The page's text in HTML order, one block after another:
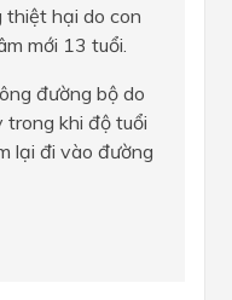
thiệt hại do con
mới 13 tuổi.
đường bộ do
trong khi độ tuổi
lại đi vào đường